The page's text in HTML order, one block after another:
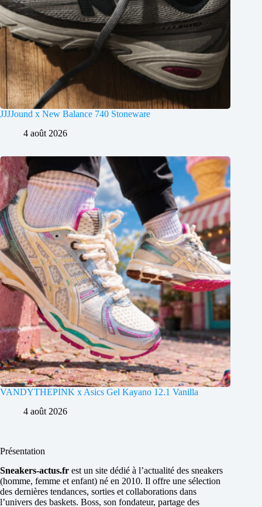
JJJJound x New Balance 740 Stoneware
4 août 2026
VANDYTHEPINK x Asics Gel Kayano 12.1 Vanilla
4 août 2026
Présentation
Sneakers-actus.fr est un site dédié à l’actualité des sneakers
(homme, femme et enfant) né en 2010. Il offre une sélection
des dernières tendances, sorties et collaborations dans
l’univers des baskets. Boss, son fondateur, partage des